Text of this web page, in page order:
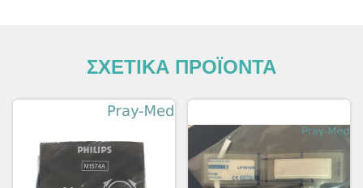
ΣΧΕΤΙΚΑ ΠΡΟΪΟΝΤΑ